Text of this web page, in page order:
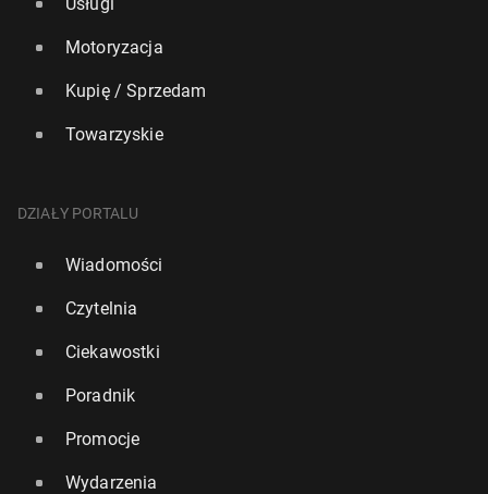
Motoryzacja
Kupię / Sprzedam
Towarzyskie
DZIAŁY PORTALU
Wiadomości
Czytelnia
Ciekawostki
Poradnik
Promocje
Wydarzenia